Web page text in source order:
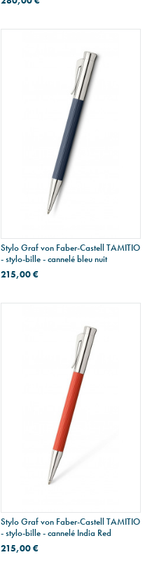
Stylo Graf von Faber-Castell TAMITIO
- stylo-bille - cannelé bleu nuit
215,00 €
Stylo Graf von Faber-Castell TAMITIO
- stylo-bille - cannelé India Red
215,00 €